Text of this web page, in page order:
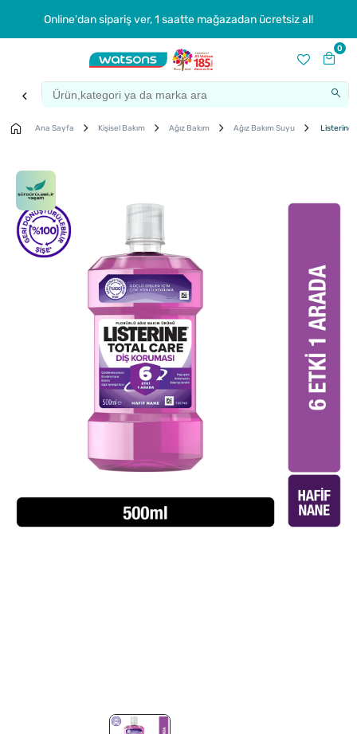
Online'dan sipariş ver, 1 saatte mağazadan ücretsiz al!
0
Ana Sayfa Kişisel Bakım Ağız Bakım Ağız Bakım Suyu Listerine